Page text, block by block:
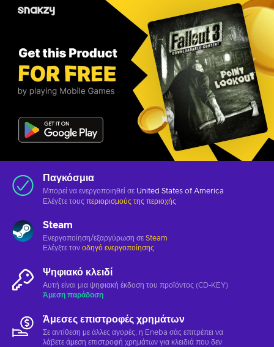
Παγκόσμια
Μπορεί να ενεργοποιηθεί σε United States of America
Ελέγξτε τους περιορισμούς της περιοχής
Steam
Ενεργοποίηση/εξαργύρωση σε Steam
Ελέγξτε τον οδηγό ενεργοποίησης
Ψηφιακό κλειδί
Αυτή είναι μια ψηφιακή έκδοση του προϊόντος (CD-KEY)
Άμεση παράδοση
Άμεσες επιστροφές χρημάτων
Σε αντίθεση με άλλες αγορές, η Eneba σάς επιτρέπει να
λάβετε άμεση επιστροφή χρημάτων για κλειδιά που δεν